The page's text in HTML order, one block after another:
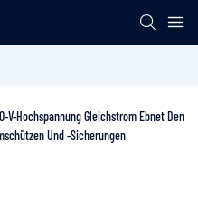
V-Hochspannung Gleichstrom Ebnet Den
Und -sicherungen